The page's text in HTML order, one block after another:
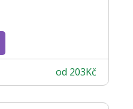
od 203Kč